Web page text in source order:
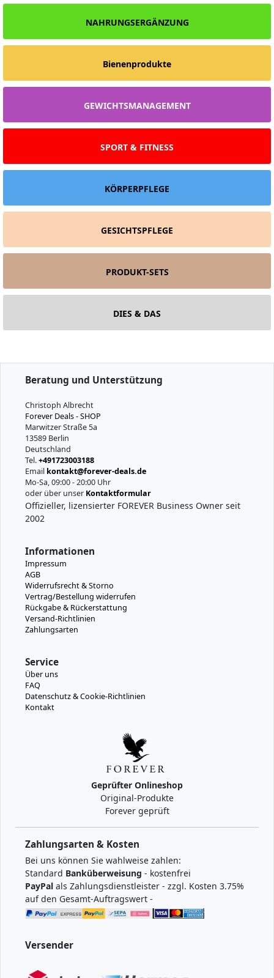
NAHRUNGSERGÄNZUNG
Bienenprodukte
GEWICHTSMANAGEMENT
SPORT & FITNESS
KÖRPERPFLEGE
GESICHTSPFLEGE
PRODUKT-SETS
DIES & DAS
Beratung und Unterstützung
Christoph Albrecht
Forever Deals - SHOP
Marwitzer Straße 5a
13589 Berlin
Deutschland
Tel.+491723003188
Email kontakt@forever-deals.de
Mo-Sa, 09:00 - 20:00 Uhr
oder über unser Kontaktformular
Offizieller, lizensierter FOREVER Business Owner seit
2002
Informationen
Impressum
AGB
Widerrufsrecht & Storno
Vertrag/Bestellung widerrufen
Rückgabe & Rückerstattung
Versand-Richtlinien
Zahlungsarten
Service
Über uns
FAQ
Datenschutz & Cookie-Richtlinien
Kontakt
Geprüfter Onlineshop
Original-Produkte
Forever geprüft
Zahlungsarten & Kosten
Bei uns können Sie wahlweise zahlen:
Standard Banküberweisung - kostenfrei
PayPal als Zahlungsdienstleister - zzgl. Kosten 3.75%
auf den Gesamt-Auftragswert -
Versender